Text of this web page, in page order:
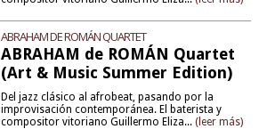
ABRAHAM DE ROMÁN QUARTET
ABRAHAM de ROMÁN Quartet
(Art & Music Summer Edition)
Del jazz clásico al afrobeat, pasando por la
improvisación contemporánea. El baterista y
compositor vitoriano Guillermo Eliza... (leer más)